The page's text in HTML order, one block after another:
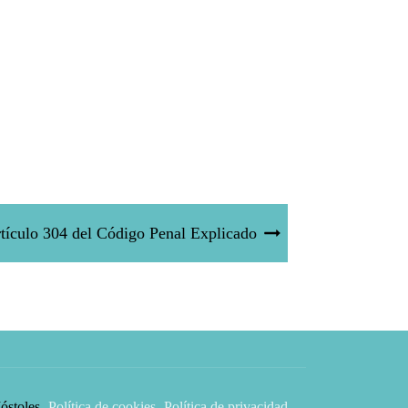
304 del Código Penal Explicado